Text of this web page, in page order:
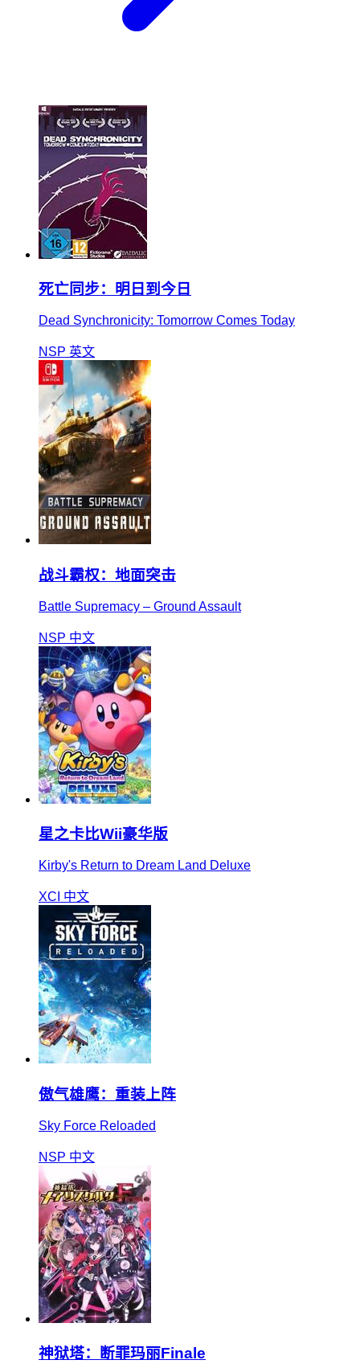
死亡同步：明日到今日
Dead Synchronicity: Tomorrow Comes Today
NSP 英文
战斗霸权：地面突击
Battle Supremacy – Ground Assault
NSP 中文
星之卡比Wii豪华版
Kirby's Return to Dream Land Deluxe
XCI 中文
傲气雄鹰：重装上阵
Sky Force Reloaded
NSP 中文
神狱塔：断罪玛丽Finale